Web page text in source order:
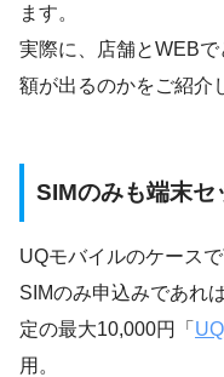
ます。
実際に、店舗とWEB
額が出るのかをご紹介
SIMのみも端末
UQモバイルのケースで
SIMのみ申込みであれ
定の最大10,000円「
用。